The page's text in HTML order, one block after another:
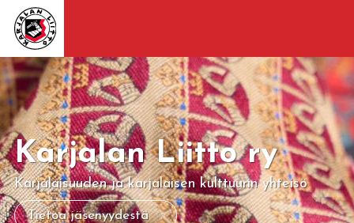
Karjalan Liitto ry
Karjalaisuuden ja karjalaisen kulttuurin yhteisö
Tietoa jäsenyydestä